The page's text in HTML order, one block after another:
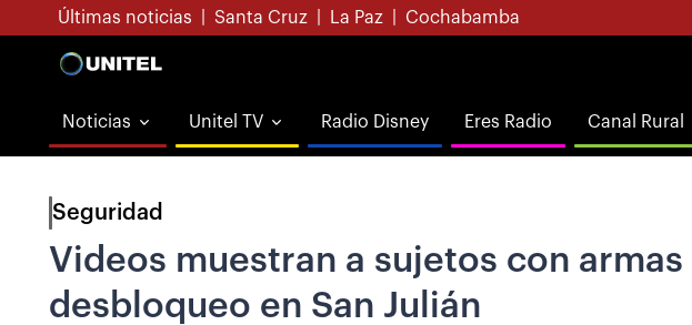
Últimas noticias Santa Cruz La Paz Cochabamba
Noticias Unitel TV Radio Disney Eres Radio Canal Rural
Seguridad
Videos muestran a sujetos con
desbloqueo en San Julián